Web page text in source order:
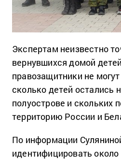
Экспертам неизвестно
вернувшихся домой
правозащитники не
сколько детей остались
полуострове и скольких
территорию России и
По информации
идентифицировать